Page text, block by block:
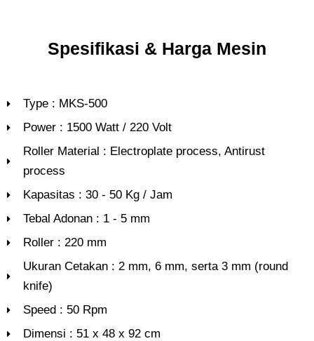
Spesifikasi & Harga Mesin
Type : MKS-500
Power : 1500 Watt / 220 Volt
Roller Material : Electroplate process, Antirust
process
Kapasitas : 30 - 50 Kg / Jam
Tebal Adonan : 1 - 5 mm
Roller : 220 mm
Ukuran Cetakan : 2 mm, 6 mm, serta 3 mm (round
knife)
Speed : 50 Rpm
Dimensi : 51 x 48 x 92 cm